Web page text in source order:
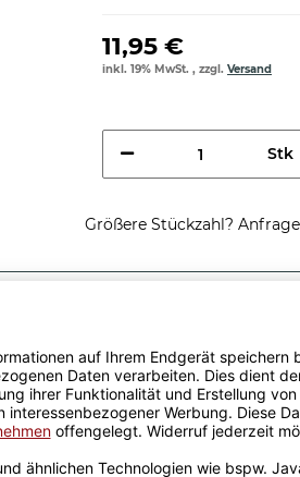
11,95 €
inkl. 19% MwSt. , zzgl. Versand
Stk
Größere Stückzahl?
Passende Verpackungen